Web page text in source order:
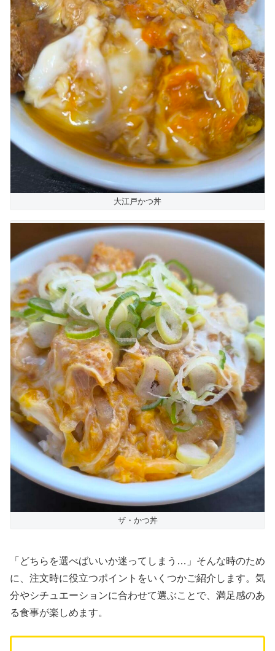
大江戸かつ丼
ザ・かつ丼
「どちらを選べばいいか迷ってしまう…」そんな時のため
に、注文時に役立つポイントをいくつかご紹介します。気
分やシチュエーションに合わせて選ぶことで、満足感のあ
る食事が楽しめます。